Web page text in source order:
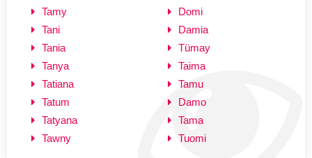
Tamy
Tani
Tania
Tanya
Tatiana
Tatum
Tatyana
Tawny
Domi
Damia
Tümay
Taima
Tamu
Damo
Tama
Tuomi